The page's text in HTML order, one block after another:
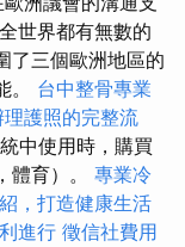
世界都有無數的
了三個歐洲地區的
。 台中整骨專業
理護照的完整流
中使用時，購買
體育）。 專業冷
，打造健康生活
進行 徵信社費用